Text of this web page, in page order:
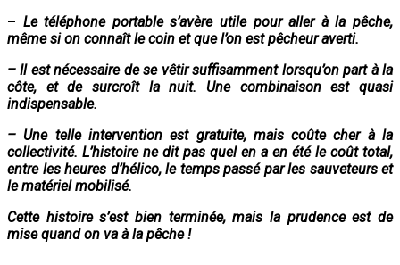
– Le téléphone portable s’avère utile pour aller à la pêche,
même si on connaît le coin et que l’on est pêcheur averti.
– Il est nécessaire de se vêtir suffisamment lorsqu’on part à la
côte, et de surcroît la nuit. Une combinaison est quasi
indispensable.
– Une telle intervention est gratuite, mais coûte cher à la
collectivité. L’histoire ne dit pas quel en a en été le coût total,
entre les heures d’hélico, le temps passé par les sauveteurs et
le matériel mobilisé.
Cette histoire s’est bien terminée, mais la prudence est de
mise quand on va à la pêche !